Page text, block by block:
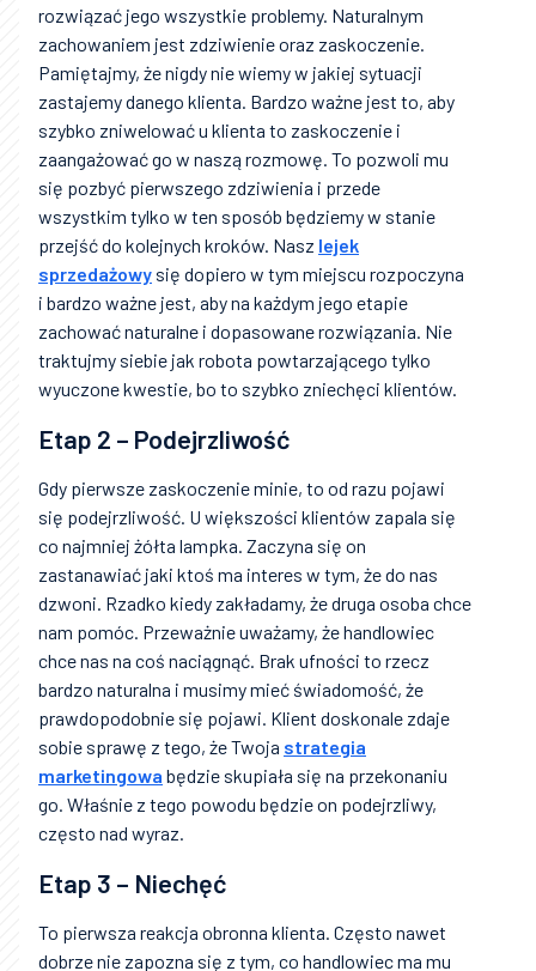
rozwiązać jego wszystkie problemy. Naturalnym
zachowaniem jest zdziwienie oraz zaskoczenie.
Pamiętajmy, że nigdy nie wiemy w jakiej sytuacji
zastajemy danego klienta. Bardzo ważne jest to, aby
szybko zniwelować u klienta to zaskoczenie i
zaangażować go w naszą rozmowę. To pozwoli mu
się pozbyć pierwszego zdziwienia i przede
wszystkim tylko w ten sposób będziemy w stanie
przejść do kolejnych kroków. Nasz lejek
sprzedażowy się dopiero w tym miejscu rozpoczyna
i bardzo ważne jest, aby na każdym jego etapie
zachować naturalne i dopasowane rozwiązania. Nie
traktujmy siebie jak robota powtarzającego tylko
wyuczone kwestie, bo to szybko zniechęci klientów.
Etap 2 – Podejrzliwość
Gdy pierwsze zaskoczenie minie, to od razu pojawi
się podejrzliwość. U większości klientów zapala się
co najmniej żółta lampka. Zaczyna się on
zastanawiać jaki ktoś ma interes w tym, że do nas
dzwoni. Rzadko kiedy zakładamy, że druga osoba chce
nam pomóc. Przeważnie uważamy, że handlowiec
chce nas na coś naciągnąć. Brak ufności to rzecz
bardzo naturalna i musimy mieć świadomość, że
prawdopodobnie się pojawi. Klient doskonale zdaje
sobie sprawę z tego, że Twoja strategia
marketingowa będzie skupiała się na przekonaniu
go. Właśnie z tego powodu będzie on podejrzliwy,
często nad wyraz.
Etap 3 – Niechęć
To pierwsza reakcja obronna klienta. Często nawet
dobrze nie zapozna się z tym, co handlowiec ma mu